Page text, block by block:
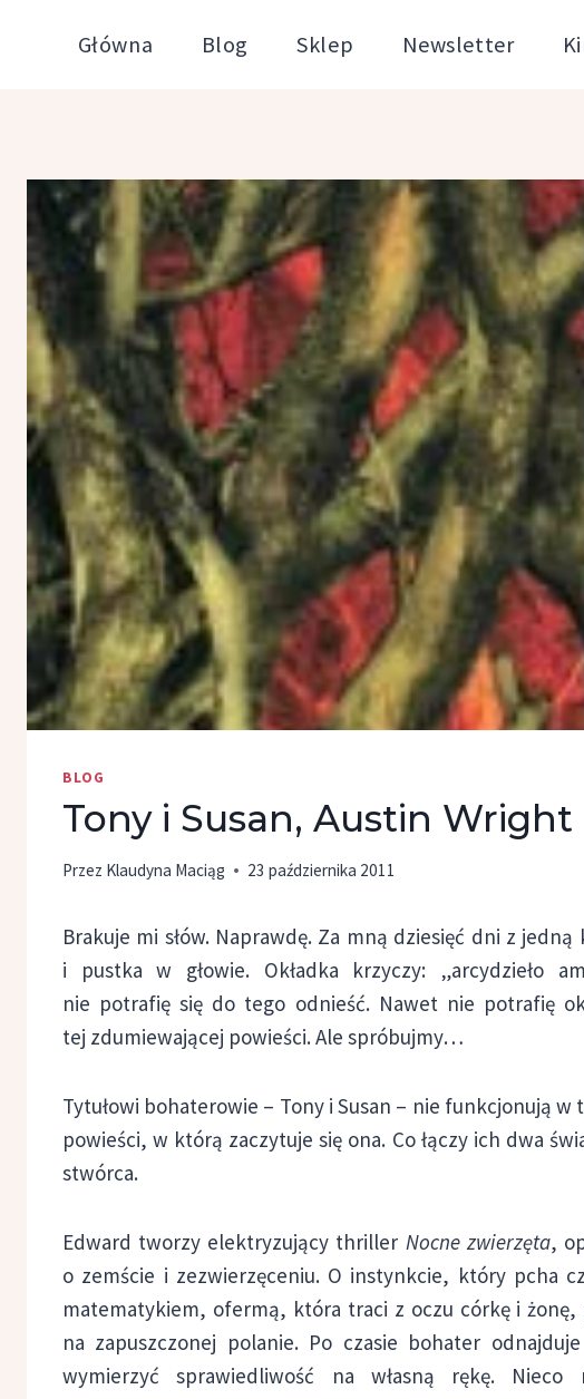
Główna Blog Sklep Newsletter
BLOG
Tony i Susan, Austin Wright
Przez Klaudyna Maciąg 23 października 2011
Brakuje mi słów. Naprawdę. Za mną dziesięć dni z
i pustka w głowie. Okładka krzyczy: „arcydzieło
nie potrafię się do tego odnieść. Nawet nie potrafię
tej zdumiewającej powieści. Ale spróbujmy…
Tytułowi bohaterowie – Tony i Susan – nie funkcjonują
powieści, w którą zaczytuje się ona. Co łączy ich dwa
stwórca.
Edward tworzy elektryzujący thriller Nocne zwierzęta,
o zemście i zezwierzęceniu. O instynkcie, który pcha
matematykiem, ofermą, która traci z oczu córkę i
na zapuszczonej polanie. Po czasie bohater
wymierzyć sprawiedliwość na własną rękę. Nieco